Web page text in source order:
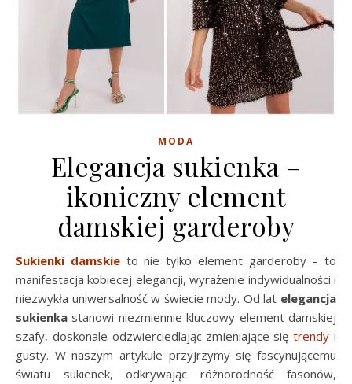
MODA
Elegancja sukienka –
ikoniczny element
damskiej garderoby
Sukienki damskieto nie tylko element garderoby – to
manifestacja kobiecej elegancji, wyrażenie indywidualności i
niezwykła uniwersalność w świecie mody. Od lat elegancja
sukienka stanowi niezmiennie kluczowy element damskiej
szafy, doskonale odzwierciedlając zmieniające siętrendy i
gusty. W naszym artykule przyjrzymy się fascynującemu
światu sukienek, odkrywając różnorodność fasonów,